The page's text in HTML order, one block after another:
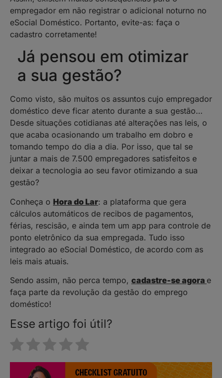
empregador em não registrar o adicional noturno no
eSocial Doméstico. Portanto, evite-as: faça o
cadastro corretamente!
Já pensou em otimizar
a sua gestão?
Como visto, são muitos os assuntos cujo empregador
doméstico deve ficar atento durante a sua gestão…
Desde situações cotidianas até alterações nas leis, o
que acaba ocasionando um trabalho em dobro e
tomando tempo do dia a dia. Por isso, que tal se
juntar a mais de 7.500 empregadores satisfeitos e
deixar a tecnologia ao seu favor otimizando a sua
gestão?
Conheça o Hora do Lar: a plataforma que gera
cálculos automáticos de recibos de pagamentos,
férias, rescisão, e ainda tem um app para controle de
ponto eletrônico da sua empregada. Tudo isso
integrado ao eSocial Doméstico, de acordo com as
leis mais atuais.
Sendo assim, não perca tempo, cadastre-se agora e
faça parte da revolução da gestão do emprego
doméstico!
Esse artigo foi útil?